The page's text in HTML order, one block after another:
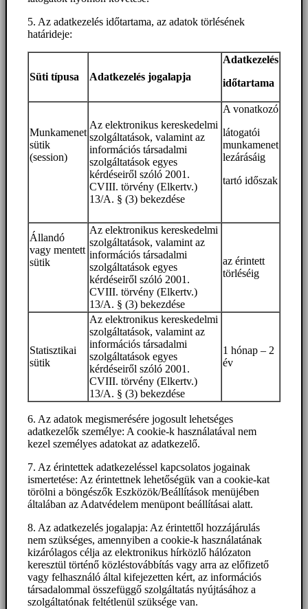
5. Az adatkezelés időtartama, az adatok törlésének
határideje:
Süti típusa Adatkezelés jogalapja
Adatkezelés
időtartama
Munkamenet
sütik
(session)
Az elektronikus kereskedelmi
szolgáltatások, valamint az
információs társadalmi
szolgáltatások egyes
kérdéseiről szóló 2001.
CVIII. törvény (Elkertv.)
13/A. § (3) bekezdése
A vonatkozó
látogatói
munkamenet
lezárásáig
tartó időszak
Állandó
vagy mentett
sütik
Az elektronikus kereskedelmi
szolgáltatások, valamint az
információs társadalmi
szolgáltatások egyes
kérdéseiről szóló 2001.
CVIII. törvény (Elkertv.)
13/A. § (3) bekezdése
az érintett
törléséig
Statisztikai
sütik
Az elektronikus kereskedelmi
szolgáltatások, valamint az
információs társadalmi
szolgáltatások egyes
kérdéseiről szóló 2001.
CVIII. törvény (Elkertv.)
13/A. § (3) bekezdése
1 hónap – 2
év
6. Az adatok megismerésére jogosult lehetséges
adatkezelők személye: A cookie-k használatával nem
kezel személyes adatokat az adatkezelő.
7. Az érintettek adatkezeléssel kapcsolatos jogainak
ismertetése: Az érintettnek lehetőségük van a cookie-kat
törölni a böngészők Eszközök/Beállítások menüjében
általában az Adatvédelem menüpont beállításai alatt.
8. Az adatkezelés jogalapja: Az érintettől hozzájárulás
nem szükséges, amennyiben a cookie-k használatának
kizárólagos célja az elektronikus hírközlő hálózaton
keresztül történő közléstovábbítás vagy arra az előfizető
vagy felhasználó által kifejezetten kért, az információs
társadalommal összefüggő szolgáltatás nyújtásához a
szolgáltatónak feltétlenül szüksége van.